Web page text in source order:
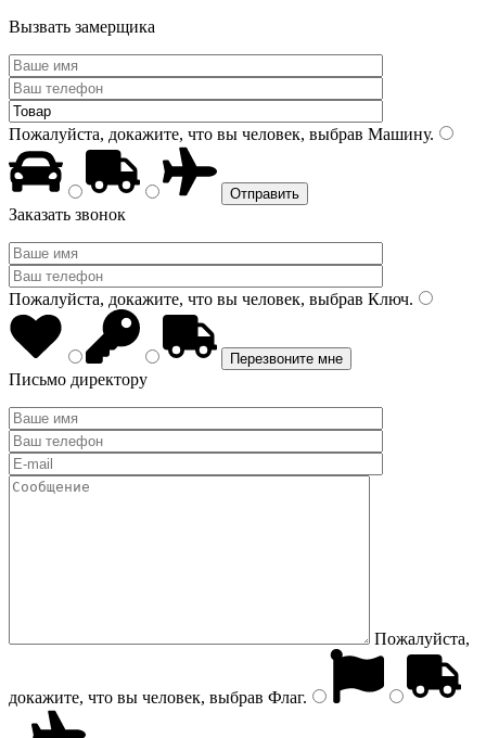
Вызвать замерщика
Пожалуйста, докажите, что вы человек, выбрав Машину.
Заказать звонок
Пожалуйста, докажите, что вы человек, выбрав Ключ.
Письмо директору
Пожалуйста,
докажите, что вы человек, выбрав Флаг.